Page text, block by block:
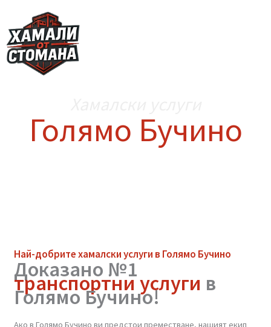
content
Голямо Бучино
Най-добритехамалски услуги
Доказано №1
транспортни услугив
Голямо Бучино!